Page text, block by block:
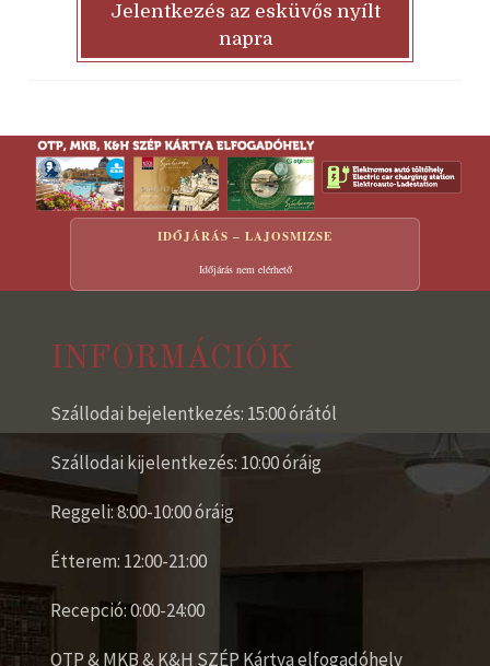
Jelentkezés az esküvős nyílt
napra
IDŐJÁRÁS – LAJOSMIZSE
Időjárás nem elérhető
INFORMÁCIÓK
Szállodai bejelentkezés: 15:00 órától
Szállodai kijelentkezés: 10:00 óráig
Reggeli: 8:00-10:00 óráig
Étterem: 12:00-21:00
Recepció: 0:00-24:00
OTP & MKB & K&H SZÉP Kártya elfogadóhely